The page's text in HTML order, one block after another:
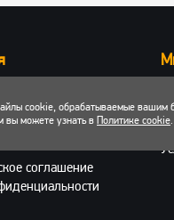
соглашение
cookie, обрабатываемые вашим
вы можете узнать в Политике cookie.